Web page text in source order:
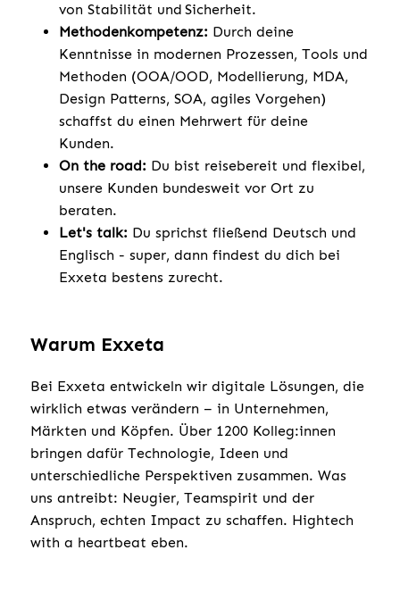
von Stabilität und Sicherheit.
Methodenkompetenz: Durch deine
Kenntnisse in modernen Prozessen, Tools und
Methoden (OOA/OOD, Modellierung, MDA,
Design Patterns, SOA, agiles Vorgehen)
schaffst du einen Mehrwert für deine
Kunden.
On the road: Du bist reisebereit und flexibel,
unsere Kunden bundesweit vor Ort zu
beraten.
Let's talk: Du sprichst fließend Deutsch und
Englisch - super, dann findest du dich bei
Exxeta bestens zurecht.
Warum Exxeta
Bei Exxeta entwickeln wir digitale Lösungen, die
wirklich etwas verändern – in Unternehmen,
Märkten und Köpfen. Über 1200 Kolleg:innen
bringen dafür Technologie, Ideen und
unterschiedliche Perspektiven zusammen. Was
uns antreibt: Neugier, Teamspirit und der
Anspruch, echten Impact zu schaffen. Hightech
with a heartbeat eben.